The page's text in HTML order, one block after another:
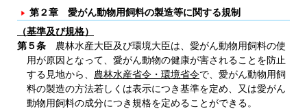
第２章 愛がん動物用飼料の製造等に関する規制
（基準及び規格）
第５条 農林水産大臣及び環境大臣は、愛がん動物用飼料の使
用が原因となって、愛がん動物の健康が害されることを防止
する見地から、 農林水産省令・環境省令で、愛がん動物用飼
料の製造の方法若しくは表示につき基準を定め、又は愛がん
動物用飼料の成分につき規格を定めることができる。